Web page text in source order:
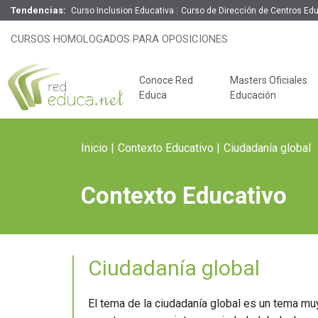
Tendencias: Curso Inclusion Educativa Curso de Dirección de Centros
CURSOS HOMOLOGADOS PARA OPOSICIONES
Conoce Red
Educa
Masters Oficiales
Educación
Claves del éxito
Oposiciones de
Inicio Contexto Educativo Ciudadanía global
Contexto Educativo
Ciudadanía global
El tema de la ciudadanía global es un tema